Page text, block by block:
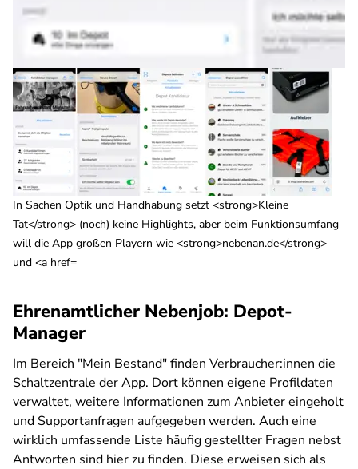
In Sachen Optik und Handhabung setzt <strong>Kleine
Tat</strong> (noch) keine Highlights, aber beim Funktionsumfang
will die App großen Playern wie <strong>nebenan.de</strong>
und <a href=
Ehrenamtlicher Nebenjob: Depot-
Manager
Im Bereich "Mein Bestand" finden Verbraucher:innen die
Schaltzentrale der App. Dort können eigene Profildaten
verwaltet, weitere Informationen zum Anbieter eingeholt
und Supportanfragen aufgegeben werden. Auch eine
wirklich umfassende Liste häufig gestellter Fragen nebst
Antworten sind hier zu finden. Diese erweisen sich als